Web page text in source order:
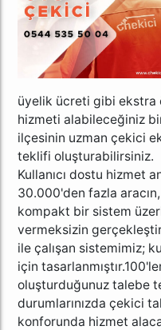
üyelik ücreti gibi ekstra
hizmeti alabileceğiniz
ilçesinin uzman çekici
teklifi oluşturabilirsiniz.
Kullanıcı dostu hizmet
30.000'den fazla
kompakt bir sistem
vermeksizin
ile çalışan sistemimiz;
için
oluşturduğunuz talebe
durumlarınızda çekici
konforunda hizmet